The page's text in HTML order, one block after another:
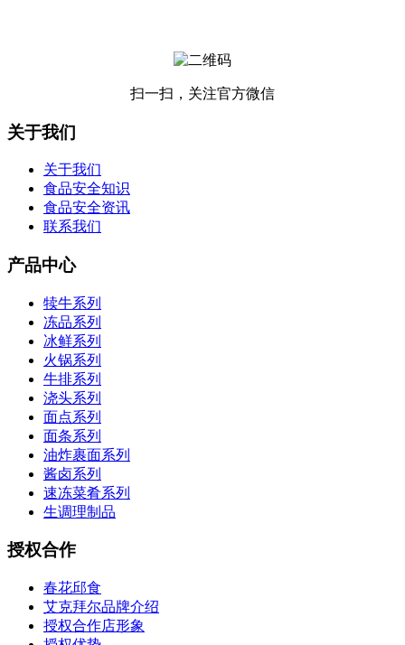
扫一扫，关注官方微信
关于我们
关于我们
食品安全知识
食品安全资讯
联系我们
产品中心
犊牛系列
冻品系列
冰鲜系列
火锅系列
牛排系列
浇头系列
面点系列
面条系列
油炸裹面系列
酱卤系列
速冻菜肴系列
生调理制品
授权合作
春花邱食
艾克拜尔品牌介绍
授权合作店形象